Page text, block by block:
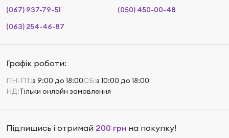
(067) 937-79-51
(050) 450-00-48
(063) 254-46-87
Графік роботи:
ПН-ПТ:з 9:00 до 18:00СБ:з 10:00 до 18:00
НД:Тільки онлайн замовлення
Підпишись і отримай 200 грн на покупку!